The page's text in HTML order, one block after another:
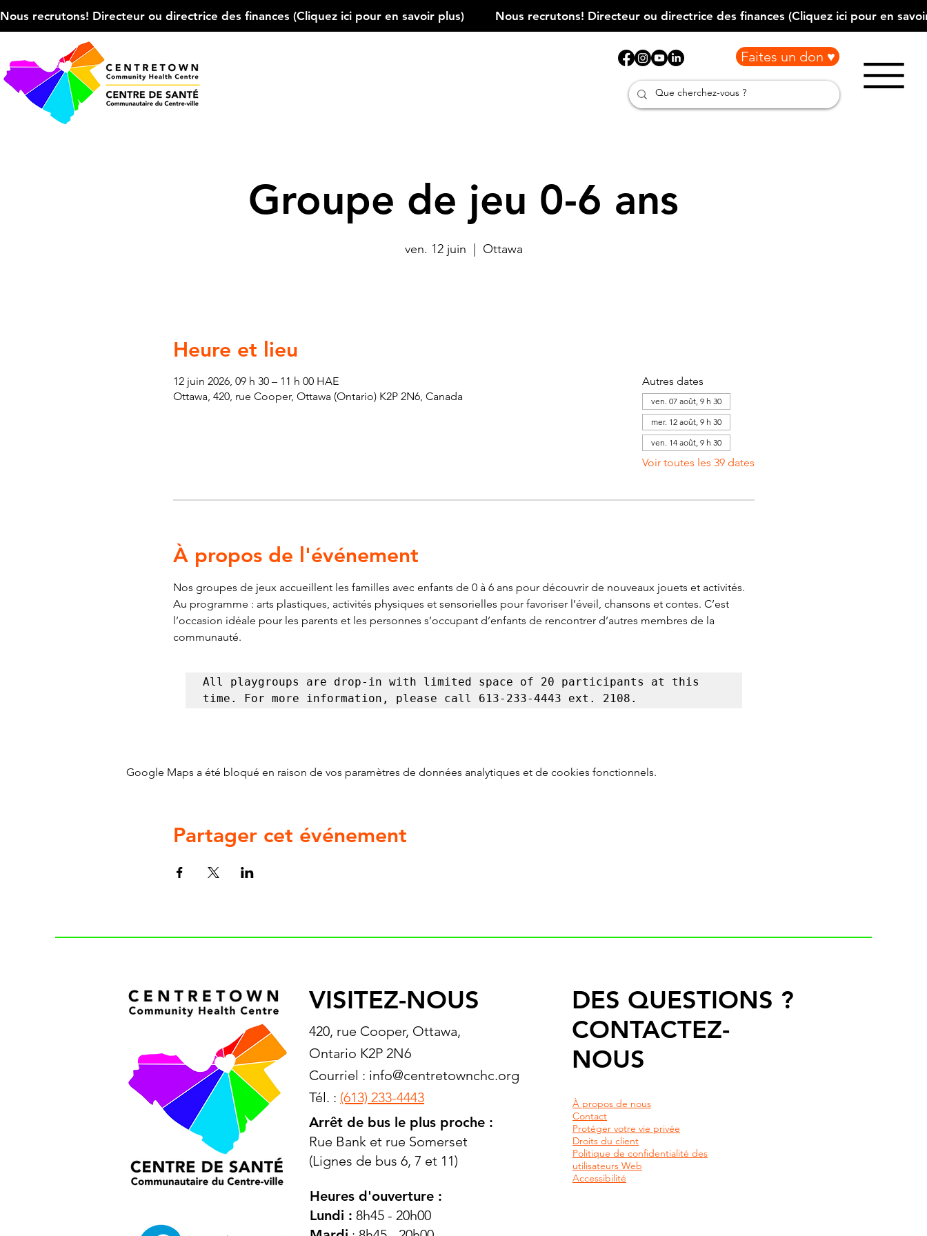
Nous recrutons! Directeur ou directrice des finances (Cliquez ici pour en savoir plus)
Faites un don ♥
Groupe de jeu 0-6 ans
ven. 12 juin Ottawa
Heure et lieu
12 juin 2026, 09 h 30 – 11 h 00 HAE
Ottawa, 420, rue Cooper, Ottawa (Ontario) K2P 2N6, Canada
Autres dates
ven. 07 août, 9 h 30
mer. 12 août, 9 h 30
ven. 14 août, 9 h 30
Voir toutes les 39 dates
À propos de l'événement
Nos groupes de jeux accueillent les familles avec enfants de 0 à 6 ans pour découvrir de nouveaux jouets et activités.
Au programme : arts plastiques, activités physiques et sensorielles pour favoriser l’éveil, chansons et contes. C’est
l’occasion idéale pour les parents et les personnes s’occupant d’enfants de rencontrer d’autres membres de la
communauté.
All playgroups are drop-in with limited space of 20 participants at this
time. For more information, please call 613-233-4443 ext. 2108.
Google Maps a été bloqué en raison de vos paramètres de données analytiques et de cookies fonctionnels.
Partager cet événement
VISITEZ-NOUS
420, rue Cooper, Ottawa,
Ontario K2P 2N6
Courriel : info@centretownchc.org
Tél. : (613) 233-4443
Arrêt de bus le plus proche :
Rue Bank et rue Somerset
(Lignes de bus 6, 7 et 11)
Heures d'ouverture :
Lundi : 8h45 - 20h00
DES QUESTIONS ?
CONTACTEZ-
NOUS
À propos de nous
Contact
Protéger votre vie privée
Droits du client
Politique de confidentialité des
utilisateurs Web
Accessibilité